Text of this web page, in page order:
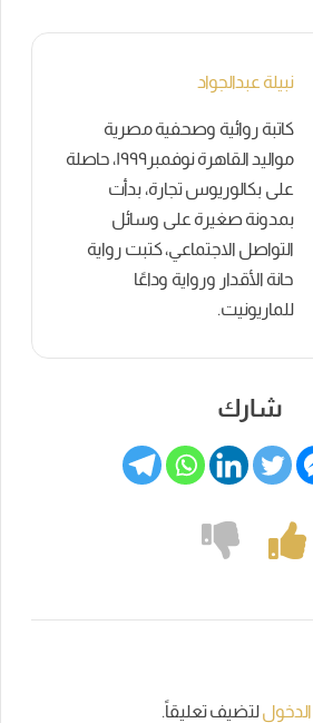
نبيلة عبدالجواد
كاتبة روائية وصحفية مصرية
مواليد القاهرة نوفمبر١٩٩٩، حاصلة
على بكالوريوس تجارة، بدأت
بمدونة صغيرة على وسائل
التواصل الاجتماعي، كتبت رواية
حانة الأقدار ورواية وداعًا
للماريونيت.
شارك
لتضيف تعليقاً.